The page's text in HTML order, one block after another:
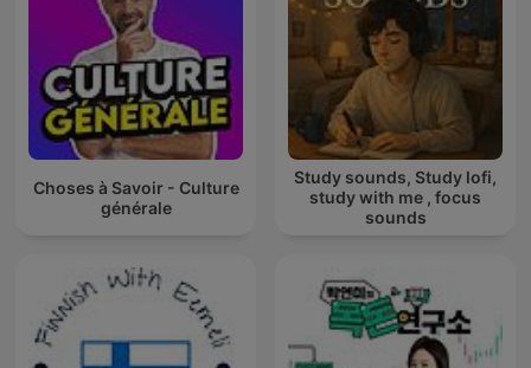
Choses à Savoir - Culture
générale
Study sounds, Study lofi,
study with me , focus
sounds